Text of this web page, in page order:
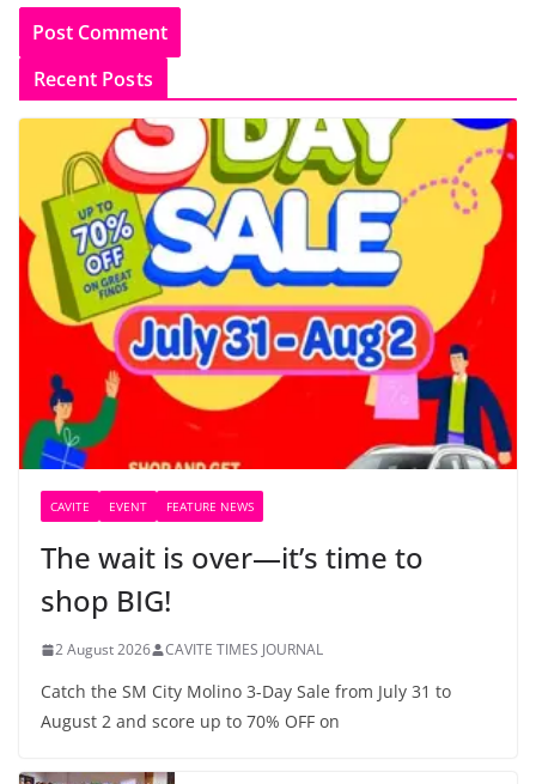
Recent Posts
CAVITE EVENT FEATURE NEWS
The wait is over—it’s time to
shop BIG!
2 August 2026 CAVITE TIMES JOURNAL
Catch the SM City Molino 3-Day Sale from July 31 to
August 2 and score up to 70% OFF on